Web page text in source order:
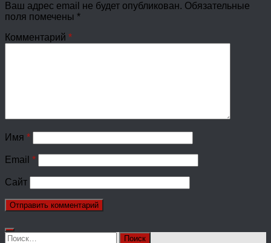
Ваш адрес email не будет опубликован. Обязательные
поля помечены *
Комментарий *
Имя *
Email *
Сайт
Найти: